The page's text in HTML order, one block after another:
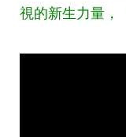
視的新生力量，